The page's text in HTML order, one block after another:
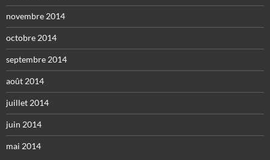
novembre 2014
octobre 2014
septembre 2014
août 2014
juillet 2014
juin 2014
mai 2014